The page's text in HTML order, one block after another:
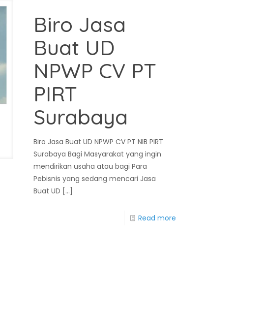
Biro Jasa
Buat UD
NPWP CV PT
PIRT
Surabaya
Biro Jasa Buat UD NPWP CV PT NIB PIRT
Surabaya Bagi Masyarakat yang ingin
mendirikan usaha atau bagi Para
Pebisnis yang sedang mencari Jasa
Buat UD […]
Read more